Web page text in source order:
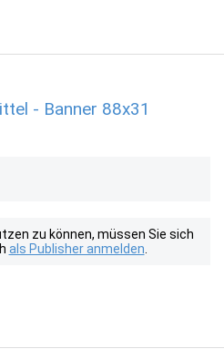
- Banner 88x31
zu können, müssen Sie sich
als Publisher anmelden